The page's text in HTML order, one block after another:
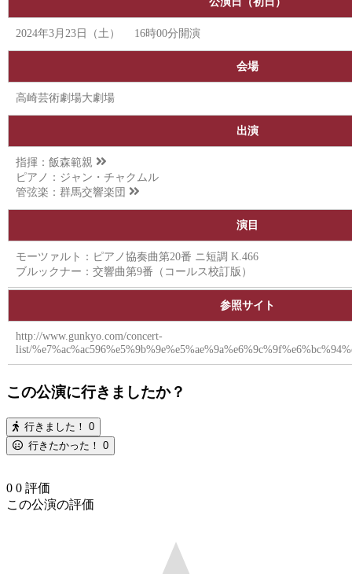
2024年3月23日（土） 16時00分開演
会場
高崎芸術劇場大劇場
出演
指揮： 飯森範親
ピアノ：ジャン・チャクムル
管弦楽： 群馬交響楽団
演目
モーツァルト：ピアノ協奏曲第20番 ニ短調 K.466
ブルックナー：交響曲第9番（コールス校訂版）
参照サイト
http://www.gunkyo.com/concert-
list/
この公演に行きましたか？
行きました！ 0
行きたかった！ 0
0 0 評価
この公演の評価